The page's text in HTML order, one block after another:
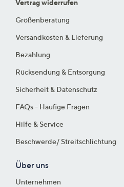
Vertrag widerrufen
Größenberatung
Versandkosten & Lieferung
Bezahlung
Rücksendung & Entsorgung
Sicherheit & Datenschutz
FAQs - Häufige Fragen
Hilfe & Service
Beschwerde/ Streitschlichtung
Über uns
Unternehmen